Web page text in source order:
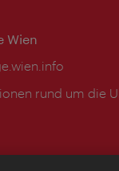
Wien
rund um die